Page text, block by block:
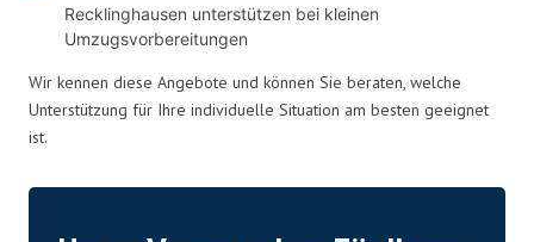
Recklinghausen unterstützen bei kleinen
Umzugsvorbereitungen
Wir kennen diese Angebote und können Sie beraten, welche
Unterstützung für Ihre individuelle Situation am besten geeignet
ist.